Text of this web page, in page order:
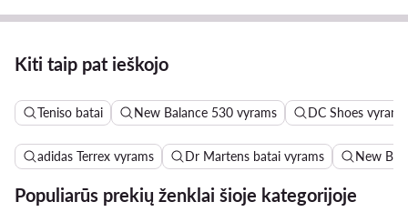
Kiti taip pat ieškojo
Teniso batai New Balance 530 vyrams DC Shoes vyrams
adidas Terrex vyrams Dr Martens batai vyrams New
Populiarūs prekių ženklai šioje kategorijoje